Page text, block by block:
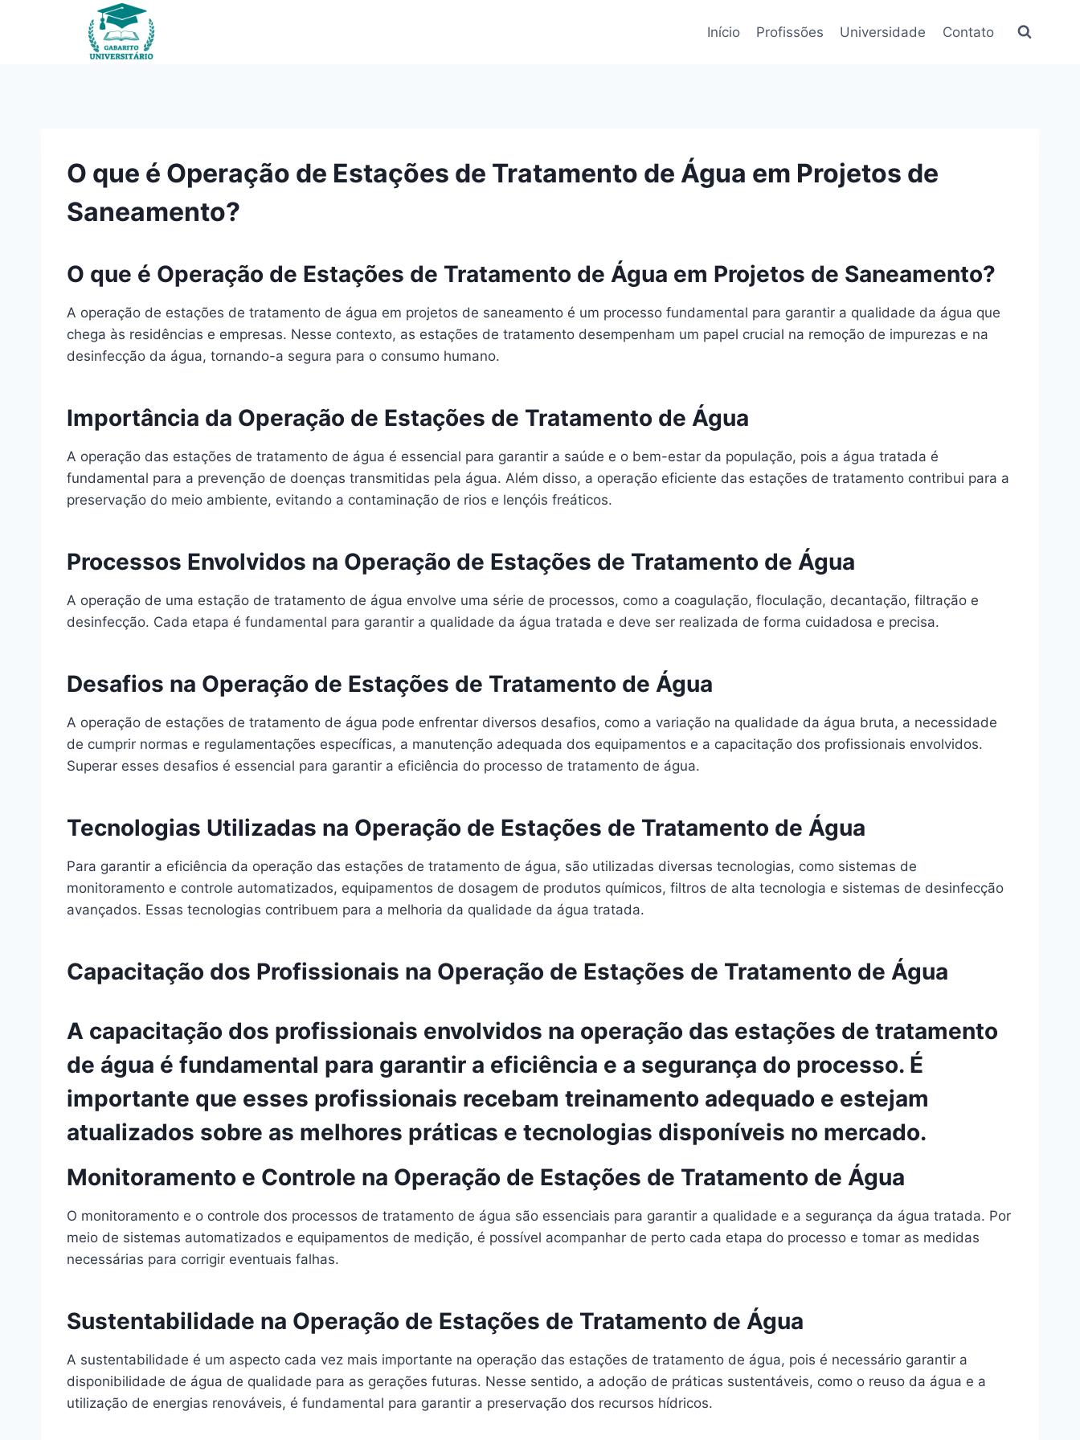
Início Profissões Universidade Contato
O que é Operação de Estações de Tratamento de Água em Projetos de
Saneamento?
O que é Operação de Estações de Tratamento de Água em Projetos de Saneamento?
A operação de estações de tratamento de água em projetos de saneamento é um processo fundamental para garantir a qualidade da água que
chega às residências e empresas. Nesse contexto, as estações de tratamento desempenham um papel crucial na remoção de impurezas e na
desinfecção da água, tornando-a segura para o consumo humano.
Importância da Operação de Estações de Tratamento de Água
A operação das estações de tratamento de água é essencial para garantir a saúde e o bem-estar da população, pois a água tratada é
fundamental para a prevenção de doenças transmitidas pela água. Além disso, a operação eficiente das estações de tratamento contribui para a
preservação do meio ambiente, evitando a contaminação de rios e lençóis freáticos.
Processos Envolvidos na Operação de Estações de Tratamento de Água
A operação de uma estação de tratamento de água envolve uma série de processos, como a coagulação, floculação, decantação, filtração e
desinfecção. Cada etapa é fundamental para garantir a qualidade da água tratada e deve ser realizada de forma cuidadosa e precisa.
Desafios na Operação de Estações de Tratamento de Água
A operação de estações de tratamento de água pode enfrentar diversos desafios, como a variação na qualidade da água bruta, a necessidade
de cumprir normas e regulamentações específicas, a manutenção adequada dos equipamentos e a capacitação dos profissionais envolvidos.
Superar esses desafios é essencial para garantir a eficiência do processo de tratamento de água.
Tecnologias Utilizadas na Operação de Estações de Tratamento de Água
Para garantir a eficiência da operação das estações de tratamento de água, são utilizadas diversas tecnologias, como sistemas de
monitoramento e controle automatizados, equipamentos de dosagem de produtos químicos, filtros de alta tecnologia e sistemas de desinfecção
avançados. Essas tecnologias contribuem para a melhoria da qualidade da água tratada.
Capacitação dos Profissionais na Operação de Estações de Tratamento de Água
A capacitação dos profissionais envolvidos na operação das estações de tratamento
de água é fundamental para garantir a eficiência e a segurança do processo. É
importante que esses profissionais recebam treinamento adequado e estejam
atualizados sobre as melhores práticas e tecnologias disponíveis no mercado.
Monitoramento e Controle na Operação de Estações de Tratamento de Água
O monitoramento e o controle dos processos de tratamento de água são essenciais para garantir a qualidade e a segurança da água tratada. Por
meio de sistemas automatizados e equipamentos de medição, é possível acompanhar de perto cada etapa do processo e tomar as medidas
necessárias para corrigir eventuais falhas.
Sustentabilidade na Operação de Estações de Tratamento de Água
A sustentabilidade é um aspecto cada vez mais importante na operação das estações de tratamento de água, pois é necessário garantir a
disponibilidade de água de qualidade para as gerações futuras. Nesse sentido, a adoção de práticas sustentáveis, como o reuso da água e a
utilização de energias renováveis, é fundamental para garantir a preservação dos recursos hídricos.